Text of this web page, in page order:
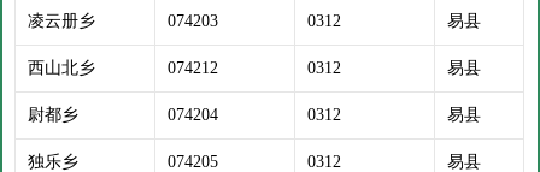
凌云册乡 074203 0312 易县
西山北乡 074212 0312 易县
尉都乡 074204 0312 易县
独乐乡 074205 0312 易县